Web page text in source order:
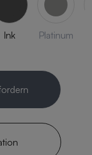
Ink Platinum